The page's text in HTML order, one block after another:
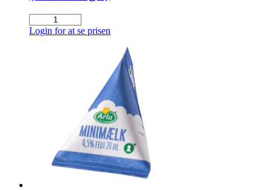
x
2,5
gr.)
antal
Caprimo
ØKO
Login for at se prisen